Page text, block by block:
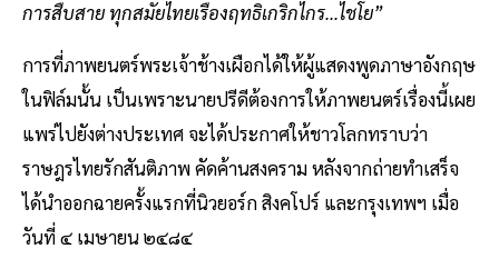
การสืบสาย ทุกสมัยไทยเรืองฤทธิเกริกไกร...ไชโย”
การที่ภาพยนตร์พระเจ้าช้างเผือกได้ให้ผู้แสดงพูดภาษาอังกฤษ
ในฟิล์มนั้น เป็นเพราะนายปรีดีต้องการให้ภาพยนตร์เรื่องนี้เผย
แพร่ไปยังต่างประเทศ จะได้ประกาศให้ชาวโลกทราบว่า
ราษฎรไทยรักสันติภาพ คัดค้านสงคราม หลังจากถ่ายทำเสร็จ
ได้นำออกฉายครั้งแรกที่นิวยอร์ก สิงคโปร์ และกรุงเทพฯ เมื่อ
วันที่ ๔ เมษายน ๒๔๘๔